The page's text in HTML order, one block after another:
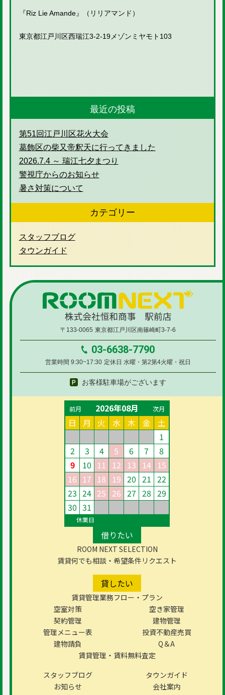
『Riz Lie Amande』（リリアマンド）
東京都江戸川区西瑞江3-2-19メゾンミヤモト103
最近の投稿
第51回江戸川区花火大会
葛飾区の柴又帝釈天に行ってきました
2026.7.4 ～ 瑞江七夕まつり
警視庁からのお知らせ
暑さ対策について
カテゴリー
スタッフブログ
タウンガイド
〒133-0065 東京都江戸川区南篠崎町3-7-6
03-6638-7790
営業時間 9:30~17:30 定休日 水曜・第2第4火曜・祝日
お客様駐車場がございます
借りたい
ROOM NEXT SELECTION
賃貸何でも相談・希望条件リクエスト
貸したい
賃貸管理業務フロー・プラン
空室対策
空き家管理
契約管理
建物管理
管理メニュー表
投資不動産売買
建物請負
Q＆A
賃貸管理・賃料無料査定
スタッフブログ
タウンガイド
お知らせ
会社案内
前月 2026年08月 次月
日 月 火 水 木 金
土
1
2
3 4 5 6 7
8
9
10 11 12 13 14
15
16 17 18 19 20 21 22
23 24 25 26 27 28 29
30 31
休業日